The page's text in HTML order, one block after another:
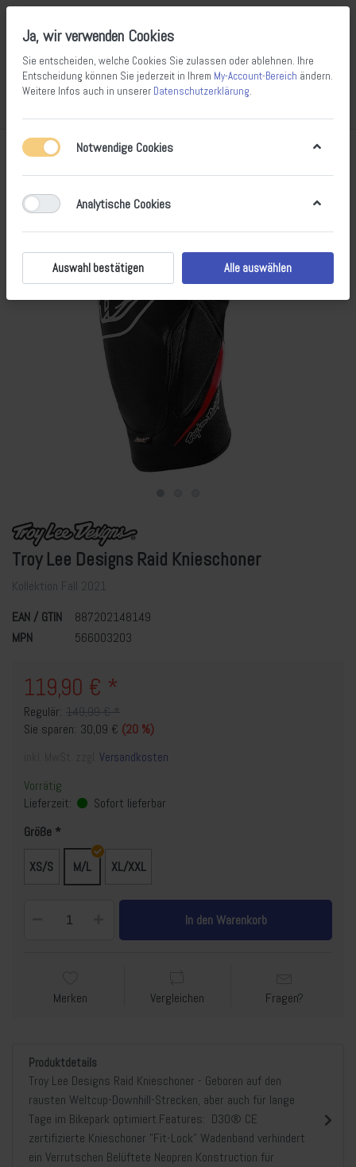
Troy Lee Designs Raid Knieschoner
Kollektion Fall 2021
EAN / GTIN
887202148149
MPN
566003203
119,90 € *
Regulär: 149,99 € *
Sie sparen: 30,09 € (20 %)
Versandkosten
Vorrätig
Lieferzeit:
Sofort lieferbar
Größe
XS/S M/L XL/XXL
In den Warenkorb
Merken Vergleichen Fragen?
Produktdetails
Troy Lee Designs Raid Knieschoner - Geboren auf den
rausten Weltcup-Downhill-Strecken, aber auch für lange
Tage im Bikepark optimiert.Features: D3O® CE
zertifizierte Knieschoner "Fit-Lock" Wadenband verhindert
ein Verrutschen Belüftete Neopren Konstruction für
Ja, wir verwenden Cookies
Sie entscheiden, welche Cookies Sie zulassen oder ablehnen. Ihre
Entscheidung können Sie jederzeit in Ihrem My-Account-Bereich ändern.
Weitere Infos auch in unserer Datenschutzerklärung.
Notwendige Cookies
Analytische Cookies
Auswahl bestätigen Alle auswählen